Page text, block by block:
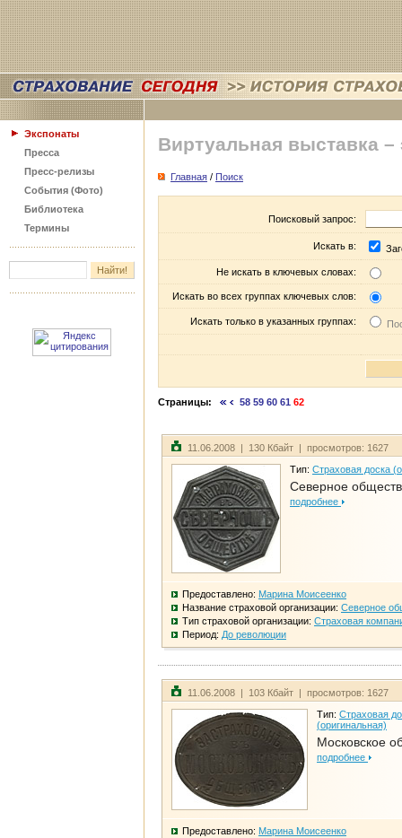
Экспонаты
Пресса
Пресс-релизы
События (Фото)
Библиотека
Термины
Виртуальная выставка –
Главная / Поиск
Поисковый запрос:
Искать в:
Не искать в ключевых словах:
Искать во всех группах ключевых слов:
Искать только в указанных группах:
Страницы: 58 59 60 61 62
11.06.2008 | 130 Кбайт | просмотров: 1627
Тип: Страховая доска
Северное
подробнее
Предоставлено: Марина Моисеенко
Название страховой организации: Северное
Тип страховой организации: Страховая
Период: До революции
11.06.2008 | 103 Кбайт | просмотров: 1627
Тип: Страховая
(оригинальная)
Московское
подробнее
Предоставлено: Марина Моисеенко